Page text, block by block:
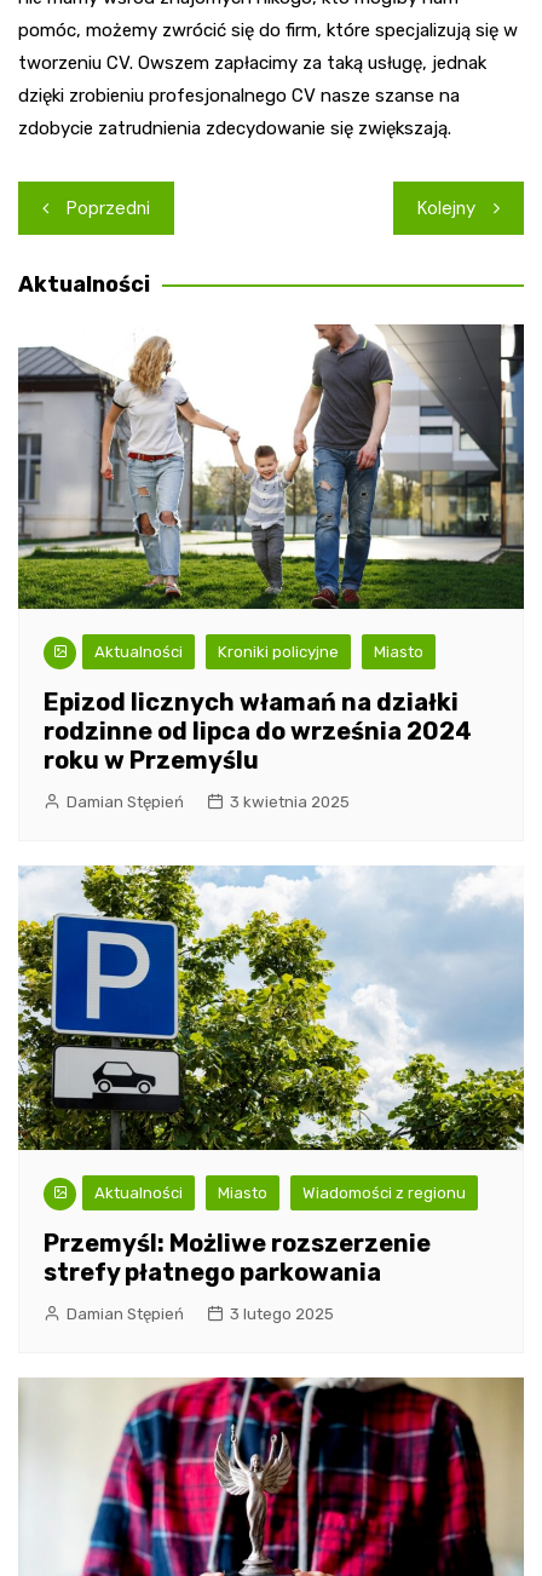
pomóc, możemy zwrócić się do firm, które specjalizują się w
tworzeniu CV. Owszem zapłacimy za taką usługę, jednak
dzięki zrobieniu profesjonalnego CV nasze szanse na
zdobycie zatrudnienia zdecydowanie się zwiększają.
Nawigacja
wpisu
Poprzedni Kolejny
Aktualności
Aktualności Kroniki policyjne Miasto
Epizod licznych włamań na działki
rodzinne od lipca do września 2024
roku w Przemyślu
Damian Stępień 3 kwietnia 2025
Aktualności Miasto Wiadomości z regionu
Przemyśl: Możliwe rozszerzenie
strefy płatnego parkowania
Damian Stępień 3 lutego 2025